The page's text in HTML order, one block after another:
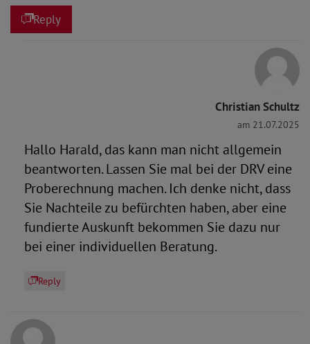
Reply
Christian Schultz
am 21.07.2025
Hallo Harald, das kann man nicht allgemein
beantworten. Lassen Sie mal bei der DRV eine
Proberechnung machen. Ich denke nicht, dass
Sie Nachteile zu befürchten haben, aber eine
fundierte Auskunft bekommen Sie dazu nur
bei einer individuellen Beratung.
Reply